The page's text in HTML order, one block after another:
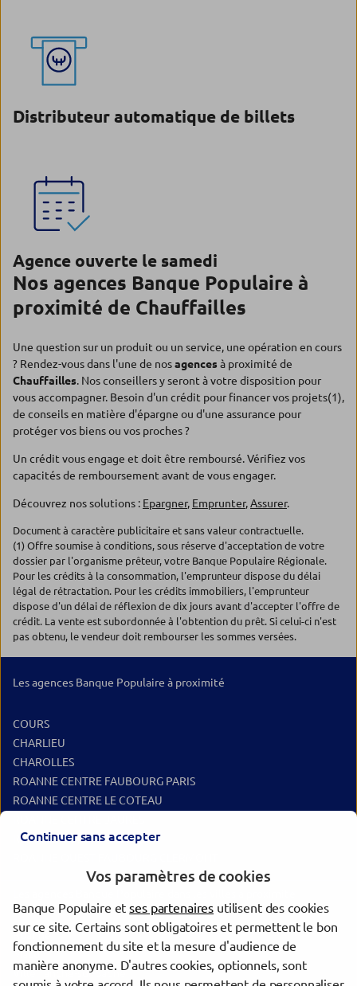
Distributeur automatique de billets
Agence ouverte le samedi
Nos agences Banque Populaire à
proximité de Chauffailles
Une question sur un produit ou un service, une opération en cours
? Rendez-vous dans l'une de nosagencesà proximité de
Chauffailles. Nos conseillers y seront à votre disposition pour
vous accompagner. Besoin d'un crédit pour financer vos projets(1),
de conseils en matière d'épargne ou d'une assurance pour
protéger vos biens ou vos proches ?
Un crédit vous engage et doit être remboursé. Vérifiez vos
capacités de remboursement avant de vous engager.
Découvrez nos solutions : Epargner, Emprunter,Assurer.
Document à caractère publicitaire et sans valeur contractuelle.
(1) Offre soumise à conditions, sous réserve d'acceptation de votre
dossier par l'organisme prêteur, votre Banque Populaire Régionale.
Pour les crédits à la consommation, l'emprunteur dispose du délai
légal de rétractation. Pour les crédits immobiliers, l'emprunteur
dispose d'un délai de réflexion de dix jours avant d'accepter l'offre de
crédit. La vente est subordonnée à l'obtention du prêt. Si celui-ci n'est
pas obtenu, le vendeur doit rembourser les sommes versées.
Les agences Banque Populaire à proximité
COURS
CHARLIEU
CHAROLLES
ROANNE CENTRE FAUBOURG PARIS
ROANNE CENTRE LE COTEAU
ROANNE OUEST MULSANT
Roanne
Mâcon
Villefranche-sur-Saône
Continuer sans accepter
Vos paramètres de cookies
Banque Populaire etses partenaires utilisent des cookies
sur ce site. Certains sont obligatoires et permettent le bon
fonctionnement du site et la mesure d'audience de
manière anonyme. D'autres cookies, optionnels, sont